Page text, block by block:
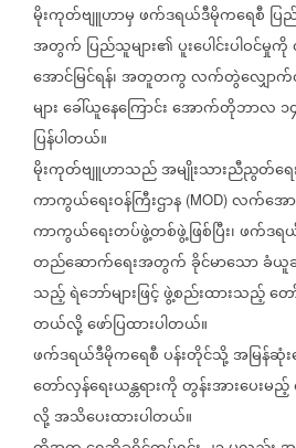
မိုးကုတ်ဗျူဟာမှဖက်ဒရယ်ဒီမိုကရေစီ ပြ
အတွက် ပြည်သူများ၏ပူးပေါင်းပါဝင်မှုကို
အောင်မြင်ရန်၊အတူတကွလက်တွဲလျှောက်
များခေါ်ယူနေကြောင်းအောက်တိုဘာလ
ပြန်ပါတယ်။
မိုးကုတ်ဗျူဟာသည်အမျိုးသားညီညွတ်ရေ
ကာကွယ်ရေးဝန်ကြီးဌာန (MOD) လက်အေ
ကာကွယ်ရေးတပ်ဖွဲ့တစ်ဖွဲ့ဖြစ်ပြီး၊ဖက်ဒရ
တည်ဆောက်ရေးအတွက်ခိုင်မာသောခံယူ
သည့်ရဲဘော်များဖြင့်ဖွဲ့စည်းထားသည့်တေ
တယ်လို့ဖော်ပြထားပါတယ်။
ဖက်ဒရယ်ဒီမိုကရေစီပန်းတိုင်သို့အမြန်ဆုံ
တော်လှန်ရေးယန္တရားကိုတွန်းအားပေးမည့်
လို့အသိပေးထားပါတယ်။